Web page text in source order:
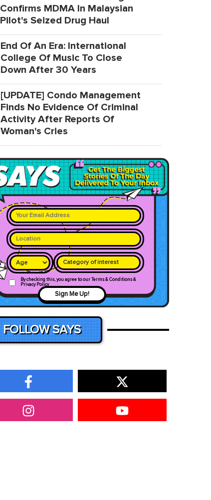
Confirms MDMA In Malaysian
Pilot's Seized Drug Haul
End Of An Era: International
College Of Music To Close
Down After 30 Years
[UPDATE] Condo Management
Finds No Evidence Of Criminal
Activity After Reports Of
Woman's Cries
Category of interest
By checking this, you agree to our Terms & Conditions &
Privacy Policy
Sign Me Up!
FOLLOW SAYS